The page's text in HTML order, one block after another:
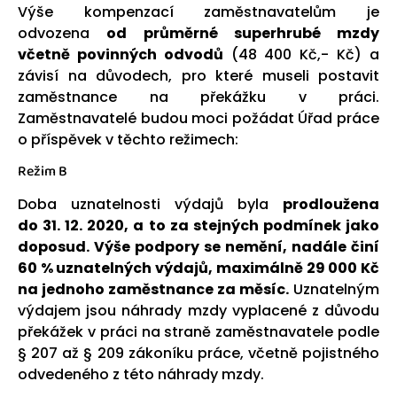
Výše kompenzací zaměstnavatelům je
odvozena od průměrné superhrubé mzdy
včetně povinných odvodů (48 400 Kč,- Kč) a
závisí na důvodech, pro které museli postavit
zaměstnance na překážku v práci.
Zaměstnavatelé budou moci požádat Úřad práce
o příspěvek v těchto režimech:
Režim B
Doba uznatelnosti výdajů byla prodloužena
do 31. 12. 2020, a to za stejných podmínek jako
doposud. Výše podpory se nemění, nadále činí
60 % uznatelných výdajů, maximálně 29 000 Kč
na jednoho zaměstnance za měsíc. Uznatelným
výdajem jsou náhrady mzdy vyplacené z důvodu
překážek v práci na straně zaměstnavatele podle
§ 207 až § 209 zákoníku práce, včetně pojistného
odvedeného z této náhrady mzdy.